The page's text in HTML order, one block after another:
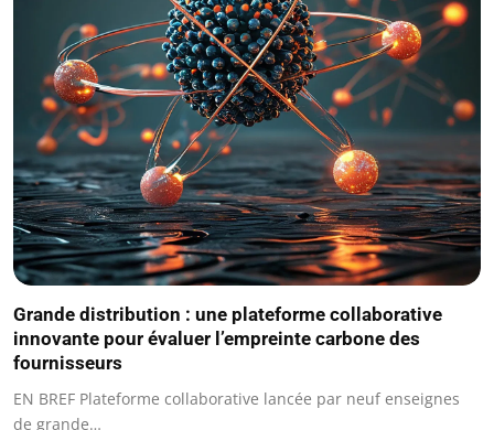
Grande distribution : une plateforme collaborative
innovante pour évaluer l’empreinte carbone des
fournisseurs
EN BREF Plateforme collaborative lancée par neuf enseignes
de grande…